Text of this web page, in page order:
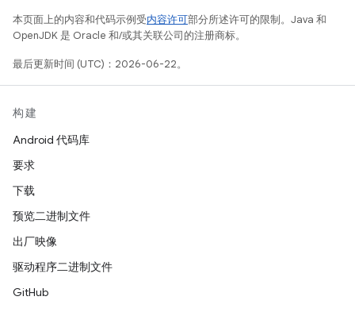
本页面上的内容和代码示例受内容许可部分所述许可的限制。Java 和
OpenJDK 是 Oracle 和/或其关联公司的注册商标。
最后更新时间 (UTC)：2026-06-22。
构建
Android 代码库
要求
下载
预览二进制文件
出厂映像
驱动程序二进制文件
GitHub